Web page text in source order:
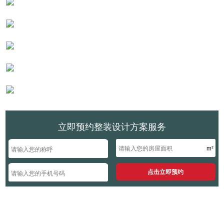
立即预约整装设计方案服务
m²
点击立即预约